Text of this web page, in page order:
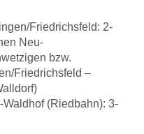
Friedrichsfeld: 2-
Neu-
bzw.
Friedrichsfeld –
(Riedbahn): 3-